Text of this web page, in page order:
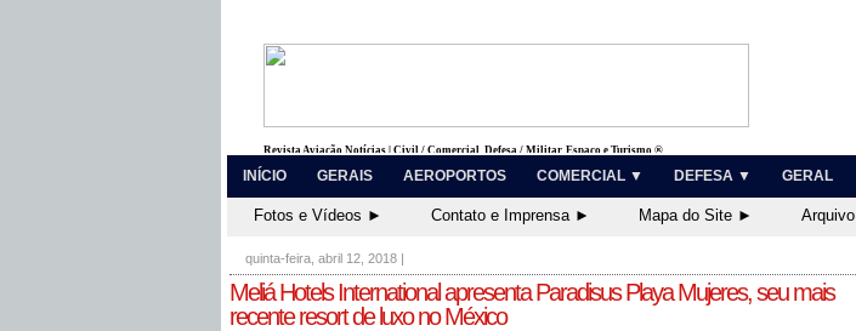
Revista Aviação Notícias | Civil / Comercial, Defesa / Militar, Espaço e Turismo ®
INÍCIO GERAIS AEROPORTOS COMERCIAL ▼ DEFESA ▼ GERAL
Fotos e Vídeos ► Contato e Imprensa ► Mapa do Site ► Arquivo
quinta-feira, abril 12, 2018 |
Meliá Hotels International apresenta Paradisus Playa Mujeres, seu mais
recente resort de luxo no México